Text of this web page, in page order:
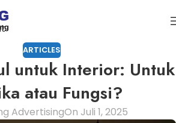
ARTICLES
untuk Interior: Untuk
atau Fungsi?
AdvertisingOn Juli 1, 2025